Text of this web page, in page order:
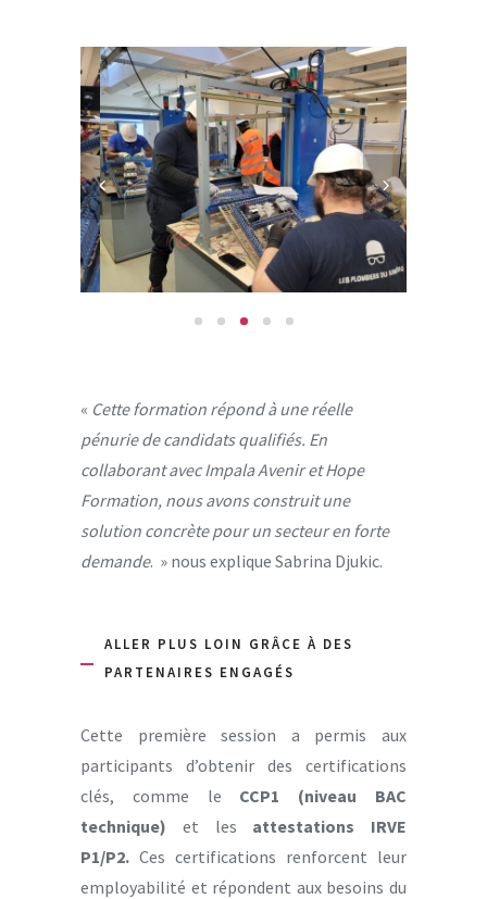
« Cette formation répond à une réelle
pénurie de candidats qualifiés. En
collaborant avec Impala Avenir et Hope
Formation, nous avons construit une
solution concrète pour un secteur en forte
demande. » nous explique Sabrina Djukic.
ALLER PLUS LOIN GRÂCE À DES
PARTENAIRES ENGAGÉS
Cette première session a permis aux
participants d’obtenir des certifications
clés, comme le CCP1 (niveau BAC
technique) et les attestations IRVE
P1/P2. Ces certifications renforcent leur
employabilité et répondent aux besoins du